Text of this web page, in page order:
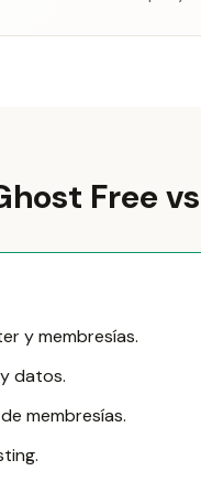
Free
y membresías.
datos.
membresías.